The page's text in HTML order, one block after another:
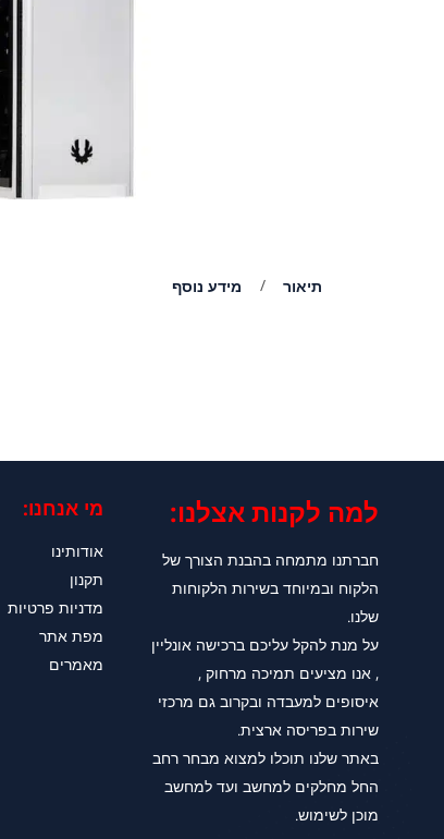
תיאור מידע נוסף
למה לקנות אצלנו:​
חברתנו מתמחה בהבנת הצורך של
הלקוח ובמיוחד בשירות הלקוחות
שלנו.
על מנת להקל עליכם ברכישה אונליין
, אנו מציעים תמיכה מרחוק ,
איסופים למעבדה ובקרוב גם מרכזי
שירות בפריסה ארצית.
באתר שלנו תוכלו למצוא מבחר רחב
החל מחלקים למחשב ועד למחשב
מוכן לשימוש.
מי אנחנו:
אודותינו
תקנון
מדניות פרטיות
מפת אתר
מאמרים